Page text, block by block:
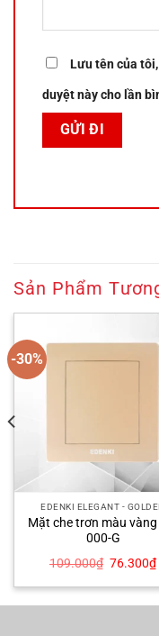
Lưu tên của
duyệt này cho lần
Sản Phẩm
-30%
EDENKI ELEGANT -
Mặt che trơn màu vàng
000-G
109.000₫ Giá
là:
76.300₫